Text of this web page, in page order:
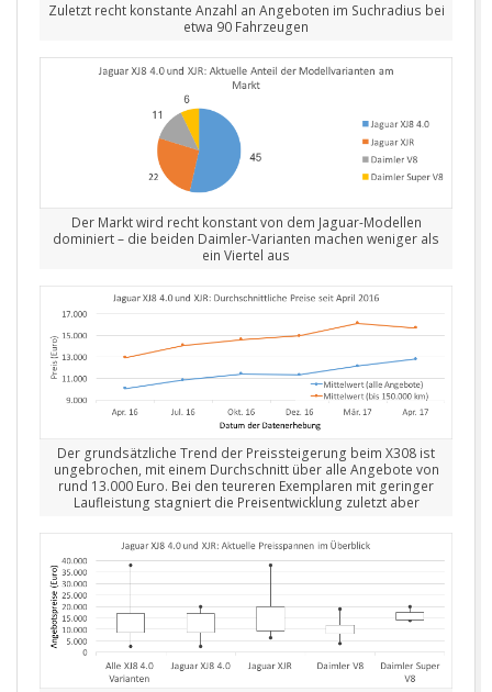
Zuletzt recht konstante Anzahl an Angeboten im Suchradius bei
etwa 90 Fahrzeugen
Der Markt wird recht konstant von dem Jaguar-Modellen
dominiert – die beiden Daimler-Varianten machen weniger als
ein Viertel aus
Der grundsätzliche Trend der Preissteigerung beim X308 ist
ungebrochen, mit einem Durchschnitt über alle Angebote von
rund 13.000 Euro. Bei den teureren Exemplaren mit geringer
Laufleistung stagniert die Preisentwicklung zuletzt aber